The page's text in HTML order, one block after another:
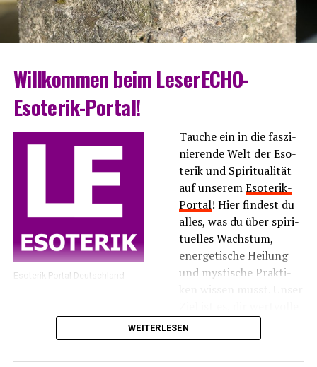
Will­kom­men beim LeserECHO-
Esoterik-Portal!
Eso­te­rik Por­tal Deutschland
Tau­che ein in die fas­zi­
nie­ren­de Welt der Eso­
te­rik und Spi­ri­tua­li­tät
auf unse­remEso­te­rik-
Por­tal! Hier fin­dest du
alles, was du über spi­ri­
tu­el­les Wachs­tum,
ener­ge­ti­sche Hei­lung
und mys­ti­sche Prak­ti­
Infor­ma­tio­nen und
Inspi­ra­tio­nen zu bie­ten, die dir hel­fen, dei­ne inne­re
WEITERLESEN